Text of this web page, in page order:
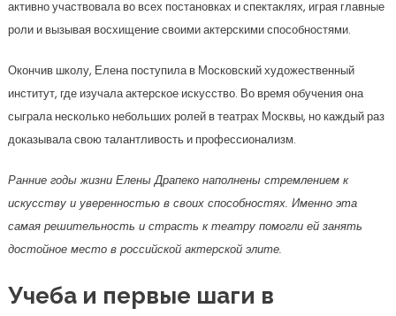
активно участвовала во всех постановках и спектаклях, играя главные
роли и вызывая восхищение своими актерскими способностями.
Окончив школу, Елена поступила в Московский художественный
институт, где изучала актерское искусство. Во время обучения она
сыграла несколько небольших ролей в театрах Москвы, но каждый раз
доказывала свою талантливость и профессионализм.
Ранние годы жизни Елены Драпеко наполнены стремлением к
искусству и уверенностью в своих способностях. Именно эта
самая решительность и страсть к театру помогли ей занять
достойное место в российской актерской элите.
Учеба и первые шаги в